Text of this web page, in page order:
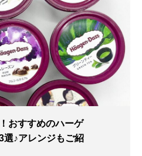
おすすめのハーゲ
選♪アレンジもご紹